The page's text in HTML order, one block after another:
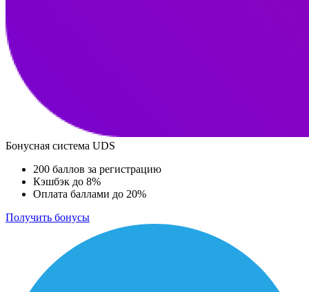
Бонусная система UDS
200 баллов за регистрацию
Кэшбэк до 8%
Оплата баллами до 20%
Получить бонусы